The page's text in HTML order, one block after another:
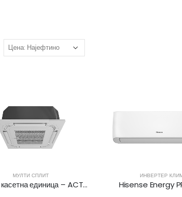
МУЛТИ СПЛИТ
Hisense касетна единица – ACT35
ИНВЕРТЕР
Hisense Energy